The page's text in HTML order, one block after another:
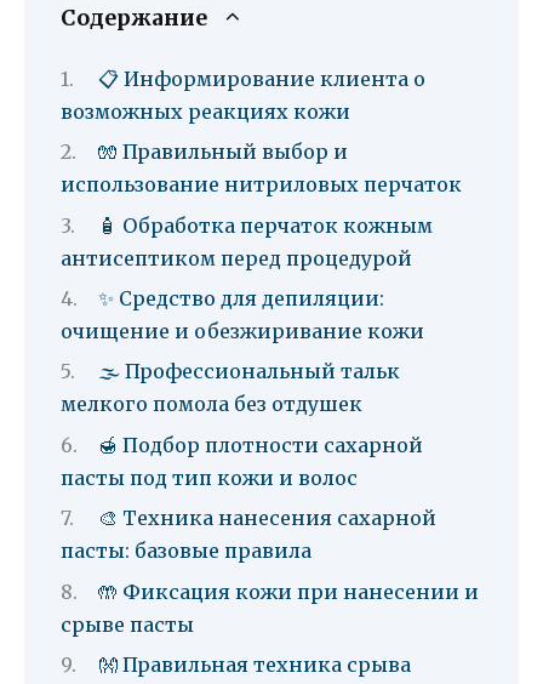
Содержание
📋 Информирование клиента о
возможных реакциях кожи
🧤 Правильный выбор и
использование нитриловых перчаток
🧴 Обработка перчаток кожным
антисептиком перед процедурой
✨ Средство для депиляции:
очищение и обезжиривание кожи
🌫️ Профессиональный тальк
мелкого помола без отдушек
🍯 Подбор плотности сахарной
пасты под тип кожи и волос
🎨 Техника нанесения сахарной
пасты: базовые правила
🤲 Фиксация кожи при нанесении и
срыве пасты
👐 Правильная техника срыва